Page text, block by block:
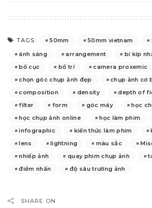
TAGS: 50mm 50mm vietnam
ánh sáng
arrangement
bí kíp
bố cục
bố trí
camera proxemic
chọn góc chụp ảnh đẹp
chụp ảnh cơ
composition
density depth of
filter
form góc máy
học
học chụp ảnh online
học làm phim
infographic
kiến thức làm phim
lens
lightning màu sắc
nhiếp ảnh
quay phim chụp ảnh
điểm nhấn
độ sâu trường ảnh
SHARE ON